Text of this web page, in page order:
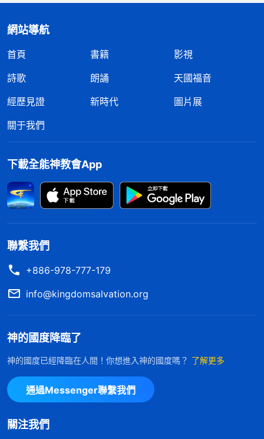
是敵基督的本來面目，也是他的實質。即使把他放在
位。敵基督這類人雖然也信神，但是他們把追求名譽
地位與信神畫為等號，放在平等地位，就是説，他們
在走信神道路的同時也在追求着名譽與地位。可以説
在敵基督的心目中，信神追求真理就是追求名譽地
位，追求名譽地位也是追求真理，得着了名譽與地位
什麽名利地位，没有人仰望、高看、追隨他們，那他
不是没有希望了？』他們常常在心裏盤算這些事，盤
算怎麽能够在神家占有一席之地，怎麽能够在教會中
有高的名望，説話有人聽、做事有人捧，到哪兒都有
他們心裏特别注重這些東西，這就是這類人的追
話中看到，敵基督寶愛名譽地位异于常人，無論在哪
個人群中都追求得到人的高看，一生只為名譽地位奮
鬥、勞苦，把追求名譽地位當成正當的人生目標，一
旦失去了名譽地位就像失去了生命一樣。我揣摩着神
網站導航
首頁 書籍
影視
詩歌
朗誦
天國福音
經歷見證
新時代
圖片展
關于我們
下載全能神教會App
聯繫我們
+886-978-777-179
info@kingdomsalvation.org
神的國度降臨了
神的國度已經降臨在人間！你想進入神的國度嗎？ 了解更多
通過Messenger聯繫我們
關注我們